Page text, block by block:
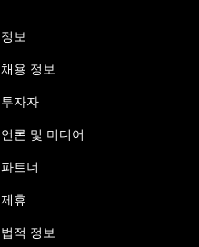
정보
채용 정보
투자자
언론 및 미디어
파트너
제휴
법적 정보